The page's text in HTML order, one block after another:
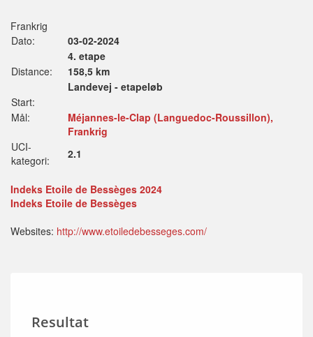
Frankrig
Dato:
03-02-2024
4. etape
Distance:
158,5 km
Landevej - etapeløb
Start:
Mål:
Méjannes-le-Clap (Languedoc-Roussillon),
Frankrig
UCI-
kategori:
2.1
Indeks Etoile de Bessèges 2024
Indeks Etoile de Bessèges
Websites: http://www.etoiledebesseges.com/
Resultat